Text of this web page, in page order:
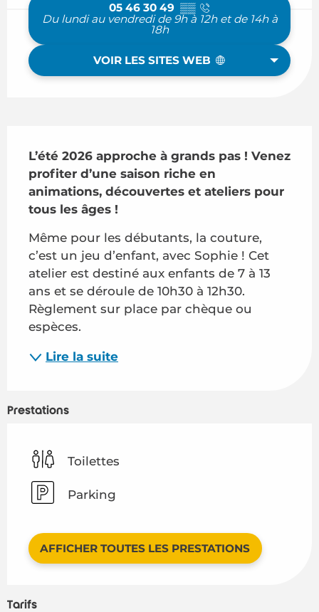
05 46 30 49 ▒▒
Du lundi au vendredi de 9h à 12h et de 14h à
18h
VOIR LES SITES WEB
L’été 2026 approche à grands pas ! Venez
profiter d’une saison riche en
animations, découvertes et ateliers pour
tous les âges !
Même pour les débutants, la couture,
c’est un jeu d’enfant, avec Sophie ! Cet
atelier est destiné aux enfants de 7 à 13
ans et se déroule de 10h30 à 12h30.
Règlement sur place par chèque ou
espèces.
Lire la suite
Prestations
Toilettes
Parking
AFFICHER TOUTES LES PRESTATIONS
Tarifs